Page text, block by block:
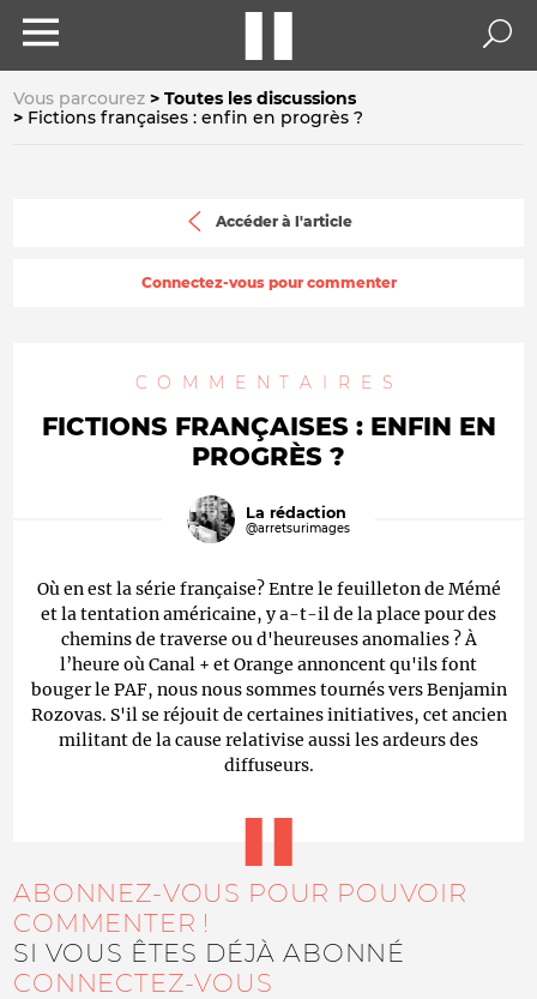
Vous parcourez
Toutes les discussions
Fictions françaises : enfin en progrès ?
Accéder à l'article
Connectez-vous pour commenter
COMMENTAIRES
FICTIONS FRANÇAISES : ENFIN EN
PROGRÈS ?
La rédaction
@arretsurimages
Où en est la série française? Entre le feuilleton de Mémé
et la tentation américaine, y a-t-il de la place pour des
chemins de traverse ou d'heureuses anomalies ? À
l’heure où Canal + et Orange annoncent qu'ils font
bouger le PAF, nous nous sommes tournés vers Benjamin
Rozovas. S'il se réjouit de certaines initiatives, cet ancien
militant de la cause relativise aussi les ardeurs des
diffuseurs.
ABONNEZ-VOUS POUR POUVOIR
COMMENTER !
SI VOUS ÊTES DÉJÀ ABONNÉ
CONNECTEZ-VOUS